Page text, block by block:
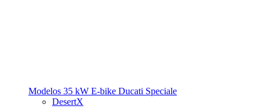
Modelos 35 kW E-bike Ducati Speciale
DesertX